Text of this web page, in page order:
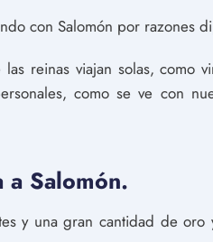
con Salomón por razones
reinas viajan solas, como
como se ve con
Salomón.
y una gran cantidad de oro